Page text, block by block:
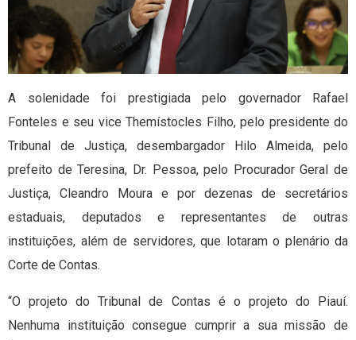
A solenidade foi prestigiada pelo governador Rafael
Fonteles e seu vice Themístocles Filho, pelo presidente do
Tribunal de Justiça, desembargador Hilo Almeida, pelo
prefeito de Teresina, Dr. Pessoa, pelo Procurador Geral de
Justiça, Cleandro Moura e por dezenas de secretários
estaduais, deputados e representantes de outras
instituições, além de servidores, que lotaram o plenário da
Corte de Contas.
“O projeto do Tribunal de Contas é o projeto do Piauí.
Nenhuma instituição consegue cumprir a sua missão de